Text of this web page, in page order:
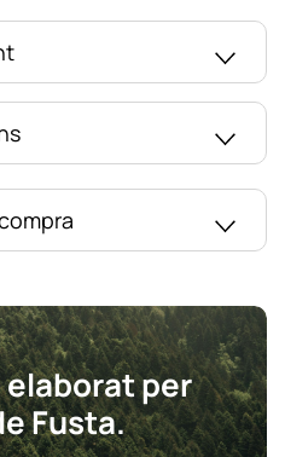
per
Fusta.